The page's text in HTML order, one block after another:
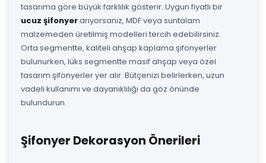
tasarıma göre büyük farklılık gösterir. Uygun fiyatlı bir
ucuz şifonyerarıyorsanız, MDF veya suntalam
malzemeden üretilmiş modelleri tercih edebilirsiniz.
Orta segmentte, kaliteli ahşap kaplama şifonyerler
bulunurken, lüks segmentte masif ahşap veya özel
tasarım şifonyerler yer alır. Bütçenizi belirlerken, uzun
vadeli kullanımı ve dayanıklılığı da göz önünde
bulundurun.
Şifonyer Dekorasyon Önerileri